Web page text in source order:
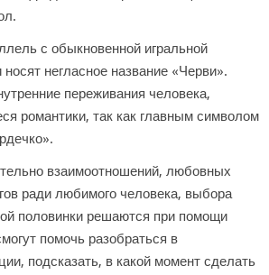
с обыкновенной игральной
носят негласное название «Черви».
переживания человека,
романтики, так как главным символом
взаимоотношений, любовных
ради любимого человека, выбора
половинки решаются при помощи
помочь разобраться в
подсказать, в какой момент сделать